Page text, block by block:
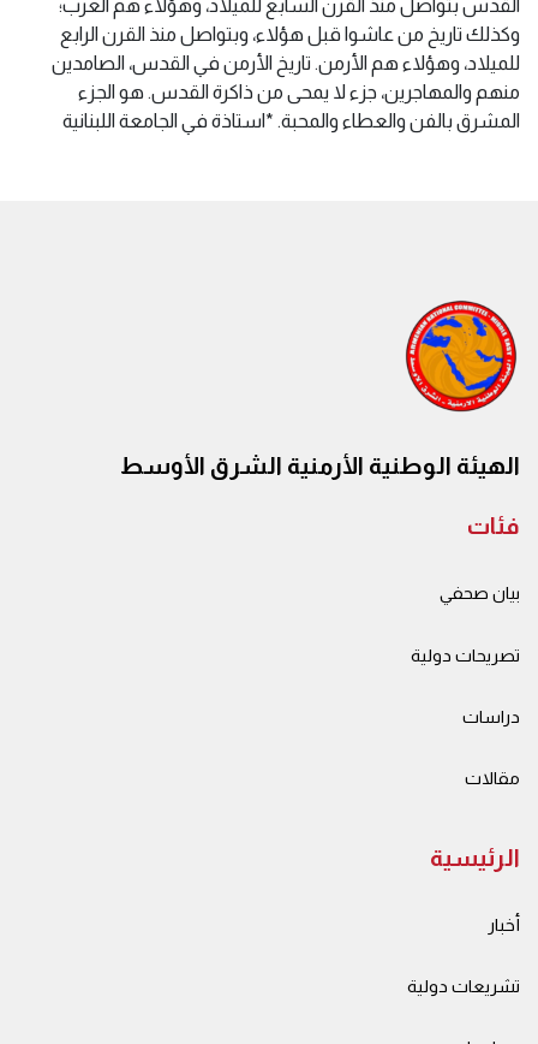
الهيئة الوطنية الأرمنية الشرق الأوسط
فئات
بيان صحفي
تصريحات دولية
دراسات
مقالات
الرئيسية
أخبار
تشريعات دولية